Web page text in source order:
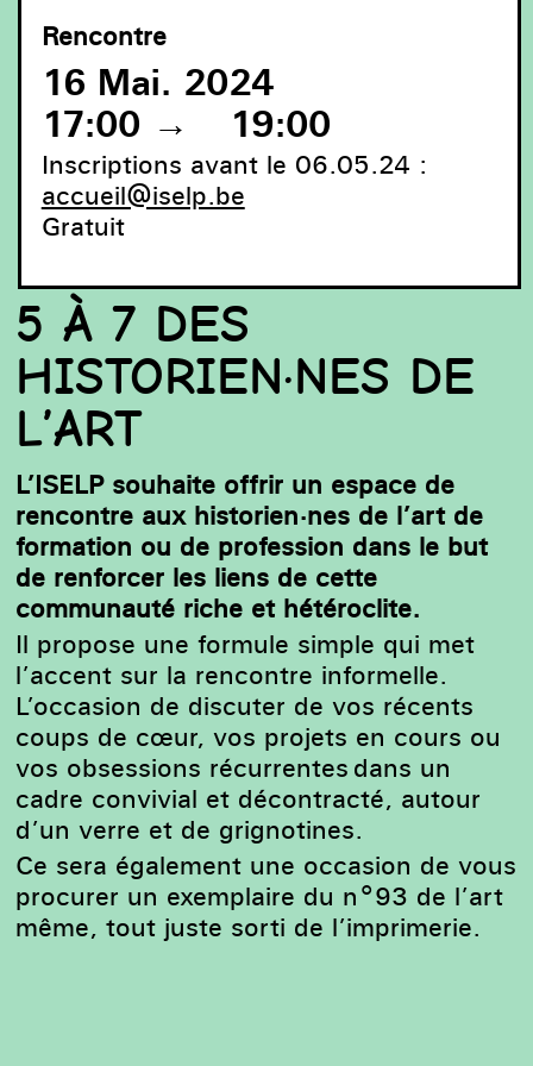
Summer day, ISELP, 2023. © Philippe Petitjean
Rencontre
16 Mai. 2024
17:00 → 19:00
Inscriptions avant le 06.05.24 :
accueil@iselp.be
Gratuit
5 À 7 DES
HISTORIEN·NES DE
L’ART
L’ISELP souhaite offrir un espace de
rencontre aux historien·nes de l’art de
formation ou de profession dans le but
de renforcer les liens de cette
communauté riche et hétéroclite.
Il propose une formule simple qui met
l’accent sur la rencontre informelle.
L’occasion de discuter de vos récents
coups de cœur, vos projets en cours ou
vos obsessions récurrentes dans un
cadre convivial et décontracté, autour
d’un verre et de grignotines.
Ce sera également une occasion de vous
procurer un exemplaire du n°93 de l’art
même, tout juste sorti de l’imprimerie.